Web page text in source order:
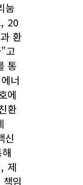
눔
20
환
고
통
너
에
환
신
제
임